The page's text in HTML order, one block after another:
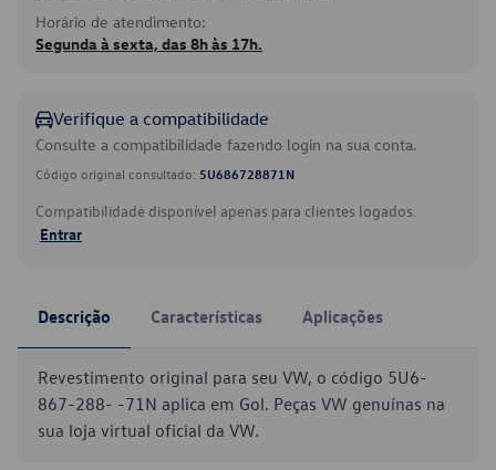
Horário de atendimento:
Segunda à sexta, das 8h às 17h.
Verifique a compatibilidade
Consulte a compatibilidade fazendo login na sua conta.
Código original consultado: 5U686728871N
Compatibilidade disponível apenas para clientes logados.
Entrar
Descrição Características Aplicações
Revestimento original para seu VW, o código 5U6-
867-288- -71N aplica em Gol. Peças VW genuínas na
sua loja virtual oficial da VW.